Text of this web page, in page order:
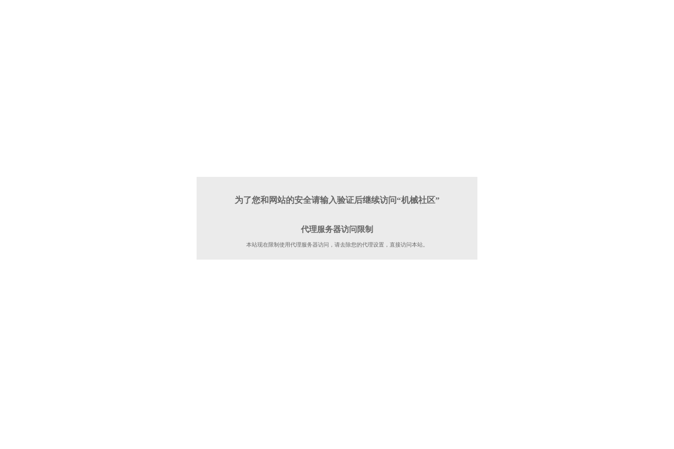
为了您和网站的安全请输入验证后继续访问“机械社区”
代理服务器访问限制
本站现在限制使用代理服务器访问，请去除您的代理设置，直接访问本站。